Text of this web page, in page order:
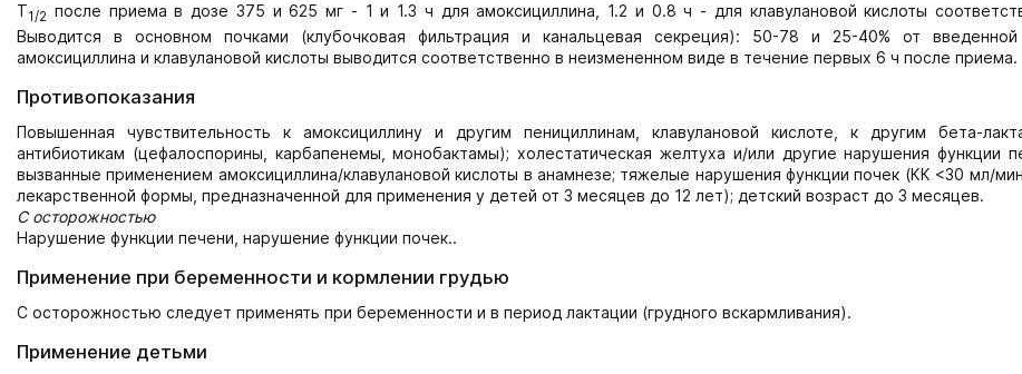
T1/2 после приема в дозе 375 и 625 мг - 1 и 1.3 ч для амоксициллина, 1.2 и 0.8 ч - для клавулановой кислоты
Выводится в основном почками (клубочковая фильтрация и канальцевая секреция): 50-78 и 25-40% от
амоксициллина и клавулановой кислоты выводится соответственно в неизмененном виде в течение первых 6 ч после приема.
Противопоказания
Повышенная чувствительность к амоксициллину и другим пенициллинам, клавулановой кислоте, к другим бета-
антибиотикам (цефалоспорины, карбапенемы, монобактамы); холестатическая желтуха и/или другие нарушения функции
вызванные применением амоксициллина/клавулановой кислоты в анамнезе; тяжелые нарушения функции почек (КК <30 мл/
лекарственной формы, предназначенной для применения у детей от 3 месяцев до 12 лет); детский возраст до 3 месяцев.
С осторожностью
Нарушение функции печени, нарушение функции почек..
Применение при беременности и кормлении грудью
С осторожностью следует применять при беременности и в период лактации (грудного вскармливания).
Применение детьми